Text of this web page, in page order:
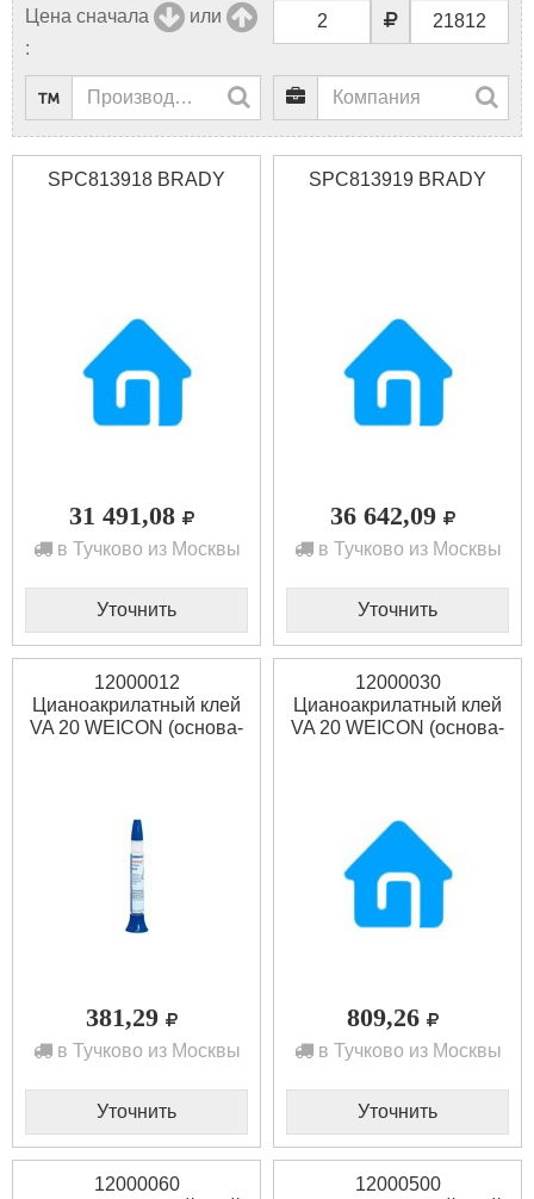
Цена сначала
или
:
SPC813918 BRADY
31 491,08
в Тучково из Москвы
Уточнить
SPC813919 BRADY
36 642,09
в Тучково из Москвы
Уточнить
12000012
Цианоакрилатный клей
VA 20 WEICON (основа-
381,29
в Тучково из Москвы
Уточнить
12000030
Цианоакрилатный клей
VA 20 WEICON (основа-
809,26
в Тучково из Москвы
Уточнить
12000060
12000500